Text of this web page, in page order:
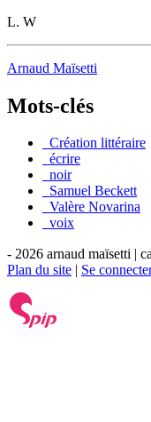
L. W
Arnaud Maïsetti
Mots-clés
_Création littéraire
_écrire
_noir
_Samuel Beckett
_Valère Novarina
_voix
- 2026 arnaud maïsetti |
Plan du site | Se